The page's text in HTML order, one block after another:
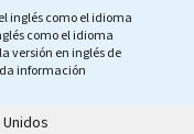
inglés como el idioma
como el idioma
versión en inglés de
información